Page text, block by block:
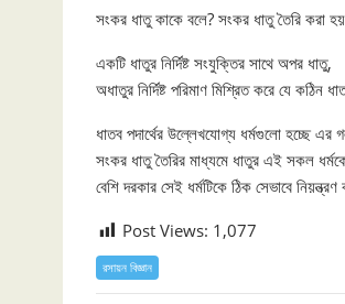
সংকর ধাতু কাকে বলে? সংকর ধাতু তৈরি করা
একটি ধাতুর নির্দিষ্ট সংযুক্তির সাথে অপর ধাতু,
অধাতুর নির্দিষ্ট পরিমাণ মিশ্রিত করে যে
ধাতব পদার্থের উল্লেখযোগ্য ধর্মগুলো হচ্ছে এর
সংকর ধাতু তৈরির মাধ্যমে ধাতুর এই সকল
বেশি দরকার সেই ধর্মটিকে ঠিক সেভাবে
Post Views: 1,077
রসায়ন বিজ্ঞান